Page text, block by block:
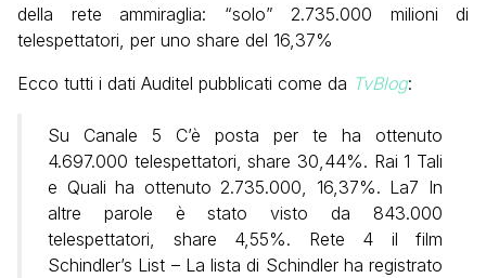
della rete ammiraglia: “solo” 2.735.000 milioni di
telespettatori, per uno share del 16,37%
Ecco tutti i dati Auditel pubblicati come da TvBlog:
Su Canale 5 C’è posta per te ha ottenuto
4.697.000 telespettatori, share 30,44%. Rai 1 Tali
e Quali ha ottenuto 2.735.000, 16,37%. La7 In
altre parole è stato visto da 843.000
telespettatori, share 4,55%. Rete 4 il film
Schindler’s List – La lista di Schindler ha registrato